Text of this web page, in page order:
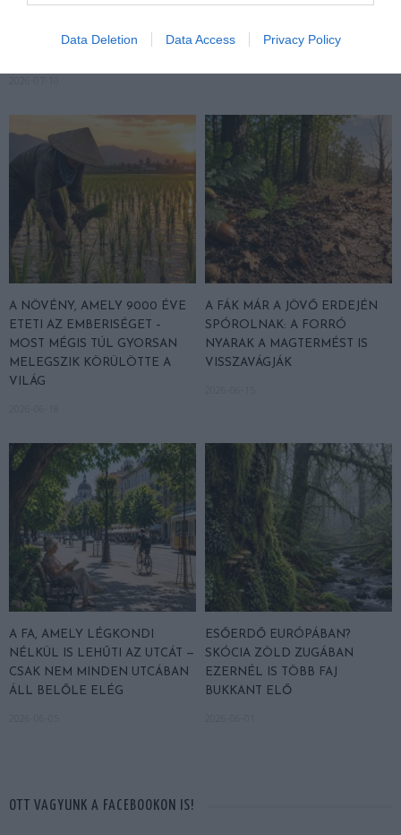
Data Deletion Data Access Privacy Policy
NÉLKÜL SZOMORÚBB LENNE
SEGÍTHET IS NEKIK
A NÖVÉNY, AMELY 9000 ÉVE
ETETI AZ EMBERISÉGET –
MOST MÉGIS TÚL GYORSAN
MELEGSZIK KÖRÜLÖTTE A
VILÁG
A FÁK MÁR A JÖVŐ ERDEJÉN
SPÓROLNAK: A FORRÓ
NYARAK A MAGTERMÉST IS
VISSZAVÁGJÁK
A FA, AMELY LÉGKONDI
NÉLKÜL IS LEHŰTI AZ UTCÁT —
CSAK NEM MINDEN UTCÁBAN
ÁLL BELŐLE ELÉG
ESŐERDŐ EURÓPÁBAN?
SKÓCIA ZÖLD ZUGÁBAN
EZERNÉL IS TÖBB FAJ
BUKKANT ELŐ
OTT VAGYUNK A FACEBOOKON IS!